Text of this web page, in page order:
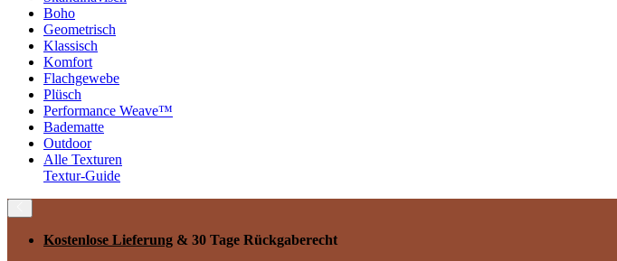
Boho
Geometrisch
Klassisch
Komfort
Flachgewebe
Plüsch
Performance Weave™
Badematte
Outdoor
Alle Texturen
Textur-Guide
Kostenlose Lieferung & 30 Tage Rückgaberecht